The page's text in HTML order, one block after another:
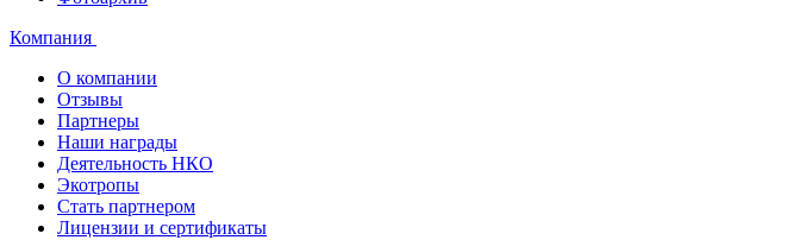
Компания
О компании
Отзывы
Партнеры
Наши награды
Деятельность НКО
Экотропы
Стать партнером
Лицензии и сертификаты